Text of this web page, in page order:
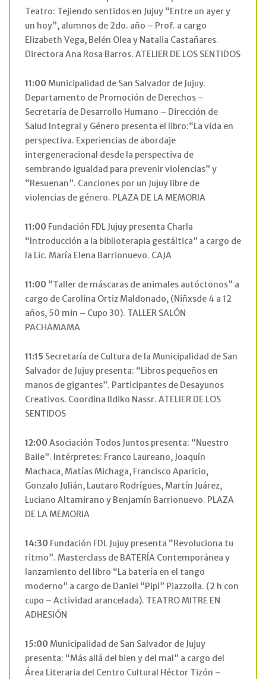
Teatro: Tejiendo sentidos en Jujuy “Entre un ayer y
un hoy”, alumnos de 2do. año – Prof. a cargo
Elizabeth Vega, Belén Olea y Natalia Castañares.
Directora Ana Rosa Barros. ATELIER DE LOS SENTIDOS
11:00Municipalidad de San Salvador de Jujuy.
Departamento de Promoción de Derechos –
Secretaría de Desarrollo Humano – Dirección de
Salud Integral y Género presenta el libro:“La vida en
perspectiva. Experiencias de abordaje
intergeneracional desde la perspectiva de
sembrando igualdad para prevenir violencias” y
“Resuenan”. Canciones por un Jujuy libre de
violencias de género. PLAZA DE LA MEMORIA
11:00 Fundación FDL Jujuy presenta Charla
“Introducción a la biblioterapia gestáltica” a cargo de
la Lic. María Elena Barrionuevo. CAJA
11:00 “Taller de máscaras de animales autóctonos” a
cargo de Carolina Ortiz Maldonado, (Niñxsde 4 a 12
años, 50 min – Cupo 30). TALLER SALÓN
PACHAMAMA
11:15 Secretaría de Cultura de la Municipalidad de San
Salvador de Jujuy presenta: “Libros pequeños en
manos de gigantes”. Participantes de Desayunos
Creativos. Coordina Ildiko Nassr. ATELIER DE LOS
SENTIDOS
12:00Asociación Todos Juntos presenta: “Nuestro
Baile”. Intérpretes: Franco Laureano, Joaquín
Machaca, Matías Michaga, Francisco Aparicio,
Gonzalo Julián, Lautaro Rodrígues, Martín Juárez,
Luciano Altamirano y Benjamín Barrionuevo. PLAZA
DE LA MEMORIA
14:30 Fundación FDL Jujuy presenta “Revoluciona tu
ritmo”. Masterclass de BATERÍA Contemporánea y
lanzamiento del libro “La batería en el tango
moderno” a cargo de Daniel “Pipi” Piazzolla. (2 h con
cupo – Actividad arancelada). TEATRO MITRE EN
ADHESIÓN
15:00Municipalidad de San Salvador de Jujuy
presenta: “Más allá del bien y del mal” a cargo del
Área Literaria del Centro Cultural Héctor Tizón –